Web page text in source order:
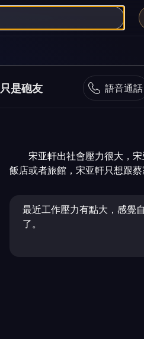
只是砲友 語音通話
宋亚軒出社會壓力很大，
飯店或者旅館，宋亚軒只想跟蔡
最近工作壓力有點大，感覺
了。